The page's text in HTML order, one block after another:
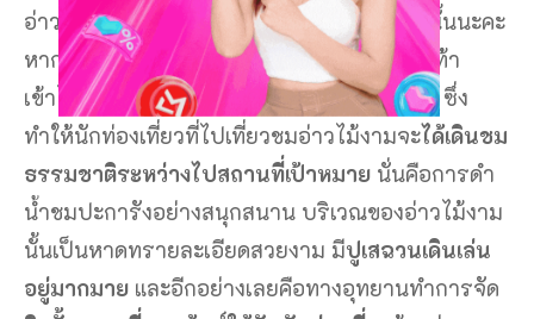
อ่าวไม้งามได้เนี่ย ต้องใช้การเดินเท้าเพียงเท่านั้นนะคะ
หากนำเรือมาก็ต้องทำการจอดเอาไว้แล้วเดินเท้า
เข้าไปอีกทีหนึ่ง เนื่องจากน้ำบริเวณนั้นตื้นมาก ซึ่ง
ทำให้นักท่องเที่ยวที่ไปเที่ยวชมอ่าวไม้งามจะได้เดินชม
ธรรมชาติระหว่างไปสถานที่เป้าหมาย นั่นคือการดำ
น้ำชมปะการังอย่างสนุกสนาน บริเวณของอ่าวไม้งาม
นั้นเป็นหาดทรายละเอียดสวยงาม มีปูเสฉวนเดินเล่น
อยู่มากมาย และอีกอย่างเลยคือทางอุทยานทำการจัด